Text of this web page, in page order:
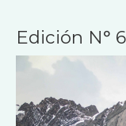
Edición N°